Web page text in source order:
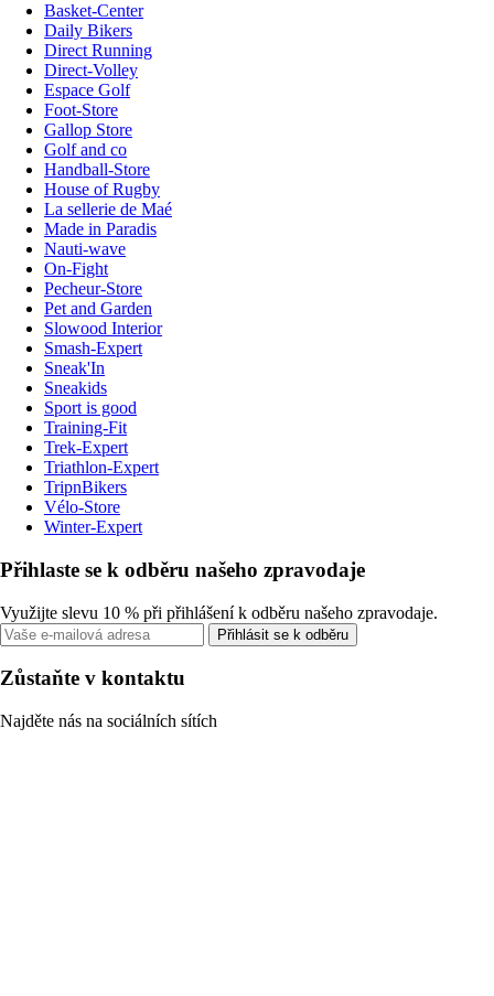
Basket-Center
Daily Bikers
Direct Running
Direct-Volley
Espace Golf
Foot-Store
Gallop Store
Golf and co
Handball-Store
House of Rugby
La sellerie de Maé
Made in Paradis
Nauti-wave
On-Fight
Pecheur-Store
Pet and Garden
Slowood Interior
Smash-Expert
Sneak'In
Sneakids
Sport is good
Training-Fit
Trek-Expert
Triathlon-Expert
TripnBikers
Vélo-Store
Winter-Expert
Přihlaste se k odběru našeho zpravodaje
Využijte slevu 10 % při přihlášení k odběru našeho zpravodaje.
Přihlásit se k odběru
Zůstaňte v kontaktu
Najděte nás na sociálních sítích